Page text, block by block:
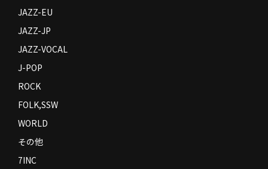
JAZZ-EU
JAZZ-JP
JAZZ-VOCAL
J-POP
ROCK
FOLK,SSW
WORLD
その他
7INC